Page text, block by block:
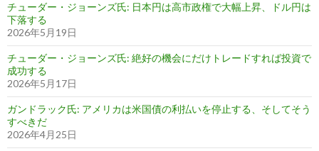
チューダー・ジョーンズ氏: 日本円は高市政権で大幅上昇、ドル円は
下落する
2026年5月19日
チューダー・ジョーンズ氏: 絶好の機会にだけトレードすれば投資で
成功する
2026年5月17日
ガンドラック氏: アメリカは米国債の利払いを停止する、そしてそう
すべきだ
2026年4月25日